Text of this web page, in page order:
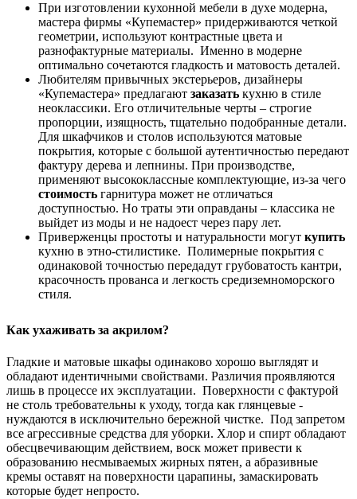
При изготовлении кухонной мебели в духе модерна,
мастера фирмы «Купемастер» придерживаются четкой
геометрии, используют контрастные цвета и
разнофактурные материалы. Именно в модерне
оптимально сочетаются гладкость и матовость деталей.
Любителям привычных экстерьеров, дизайнеры
«Купемастера» предлагают заказать кухню в стиле
неоклассики. Его отличительные черты – строгие
пропорции, изящность, тщательно подобранные детали.
Для шкафчиков и столов используются матовые
покрытия, которые с большой аутентичностью передают
фактуру дерева и лепнины. При производстве,
применяют высококлассные комплектующие, из-за чего
стоимость гарнитура может не отличаться
доступностью. Но траты эти оправданы – классика не
выйдет из моды и не надоест через пару лет.
Приверженцы простоты и натуральности могут купить
кухню в этно-стилистике. Полимерные покрытия с
одинаковой точностью передадут грубоватость кантри,
красочность прованса и легкость средиземноморского
стиля.
Как ухаживать за акрилом?
Гладкие и матовые шкафы одинаково хорошо выглядят и
обладают идентичными свойствами. Различия проявляются
лишь в процессе их эксплуатации. Поверхности с фактурой
не столь требовательны к уходу, тогда как глянцевые -
нуждаются в исключительно бережной чистке. Под запретом
все агрессивные средства для уборки. Хлор и спирт обладают
обесцвечивающим действием, воск может привести к
образованию несмываемых жирных пятен, а абразивные
кремы оставят на поверхности царапины, замаскировать
которые будет непросто.